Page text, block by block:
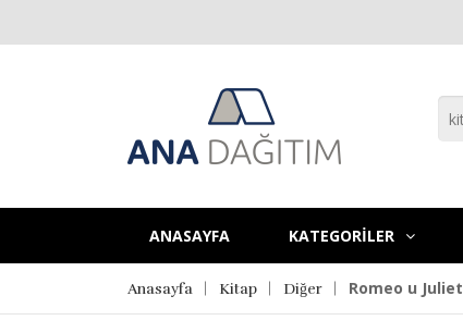
ANASAYFA KATEGORİLER
Anasayfa Kitap Diğer Romeo u Juliet